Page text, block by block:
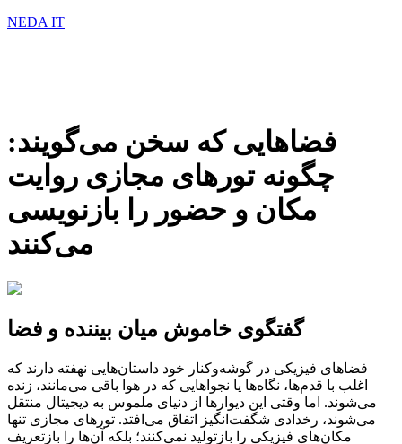
NEDA IT
فضاهایی که سخن می‌گویند:
چگونه تورهای مجازی روایت
مکان و حضور را بازنویسی
می‌کنند
گفتگوی خاموش میان بیننده و فضا
فضاهای فیزیکی در گوشه‌وکنار خود داستان‌هایی نهفته دارند که
اغلب با قدم‌ها، نگاه‌ها یا نجواهایی که در هوا باقی می‌مانند، زنده
می‌شوند. اما وقتی این دیوارها از دنیای ملموس به دیجیتال منتقل
می‌شوند، رخدادی شگفت‌انگیز اتفاق می‌افتد. تورهای مجازی تنها
مکان‌های فیزیکی را بازتولید نمی‌کنند؛ بلکه آن‌ها را بازتعریف